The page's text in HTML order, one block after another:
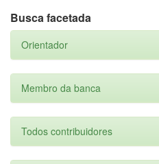
Busca facetada
Orientador
Membro da banca
Todos contribuidores